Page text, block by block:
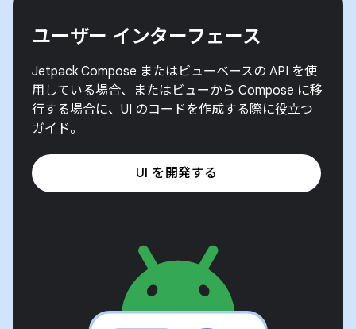
ユーザー インターフェース
Jetpack Compose またはビューベースの API を使
用している場合、またはビューから Compose に移
行する場合に、UI のコードを作成する際に役立つ
ガイド。
UI を開発する